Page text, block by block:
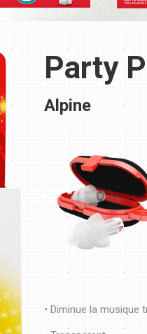
Party
Alpine
• Diminue la